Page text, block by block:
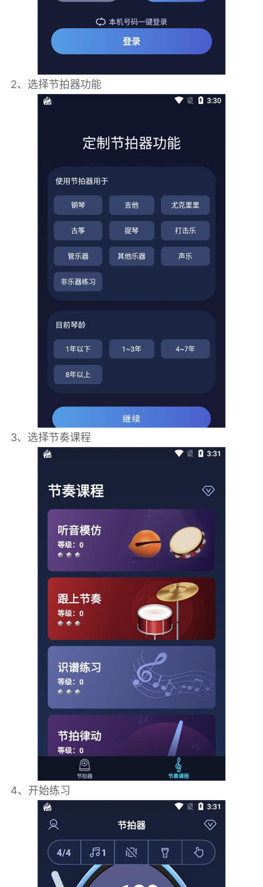
2、选择节拍器功能
3、选择节奏课程
4、开始练习